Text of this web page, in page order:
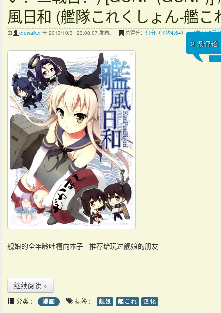
風日和 (艦隊これくしょん-艦こ
由 erowalker于 2013/10/31 23:08:07 发布。 总得分： 51分（平均4.64），（共11次评
2条评论
舰娘的全年龄吐槽向本子 推荐给玩过舰娘的朋友
继续阅读 »
分类： 漫画 | 标签： 舰娘 艦これ 汉化